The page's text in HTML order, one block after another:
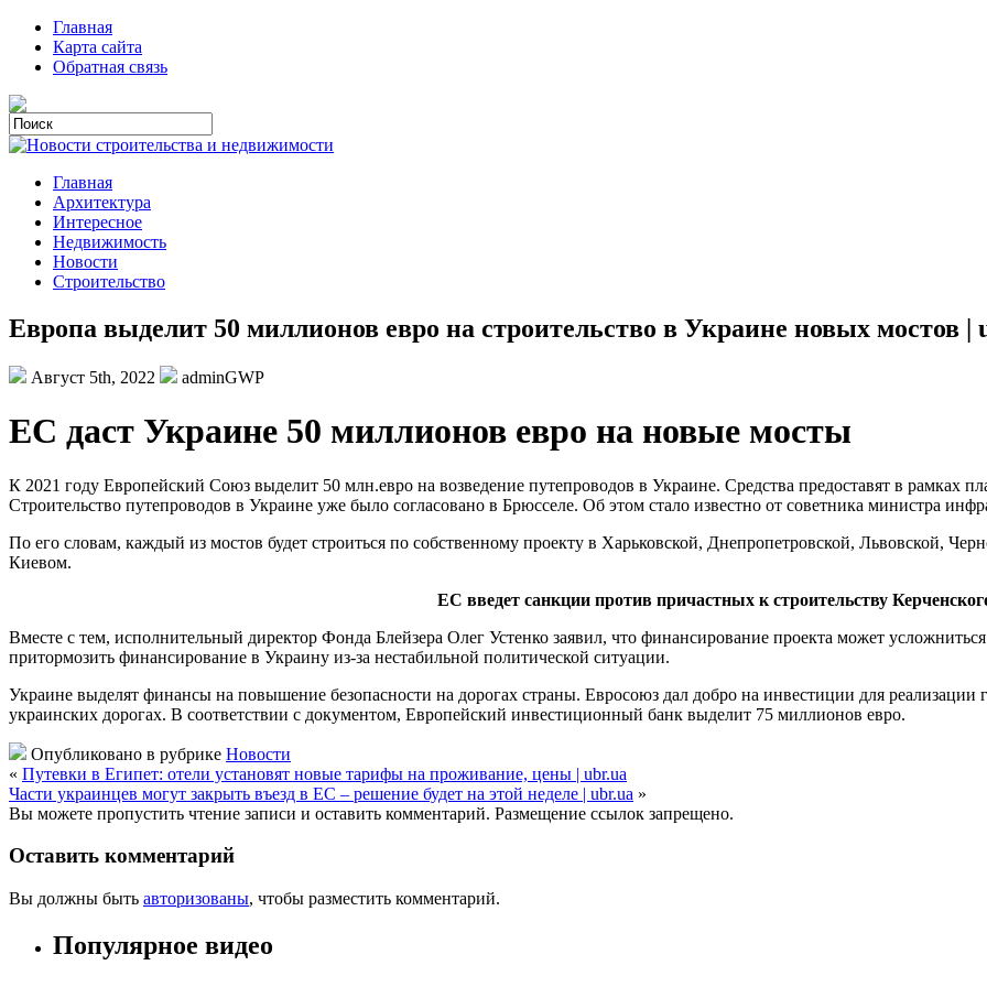
Главная
Карта сайта
Обратная связь
Главная
Архитектура
Интересное
Недвижимость
Новости
Строительство
Европа выделит 50 миллионов евро на строительство в Украине новых мостов |
Август 5th, 2022 adminGWP
EС дaст Украине 50 миллионов евро на новые мосты
К 2021 году Европейский Союз выделит 50 млн.евро на возведение путепроводов в Украине. Средства предоставят в рамках
Строительство путепроводов в Украине уже было согласовано в Брюсселе. Об этом стало известно от советника министра
По его словам, каждый из мостов будет строиться по собственному проекту в Харьковской, Днепропетровской, Львовской,
Киевом.
ЕС введет санкции против причастных к строительству
Вместе с тем, исполнительный директор Фонда Блейзера Олег Устенко заявил, что финансирование проекта может
притормозить финансирование в Украину из-за нестабильной политической ситуации.
Украине выделят финансы на повышение безопасности на дорогах страны. Евросоюз дал добро на инвестиции для
украинских дорогах. В соответствии с документом, Европейский инвестиционный банк выделит 75 миллионов евро.
Опубликовано в рубрике Новости
« Путевки в Египет: отели установят новые тарифы на проживание, цены | ubr.ua
Части украинцев могут закрыть въезд в ЕС – решение будет на этой неделе | ubr.ua »
Вы можете пропустить чтение записи и оставить комментарий. Размещение ссылок запрещено.
Оставить комментарий
Вы должны быть авторизованы, чтобы разместить комментарий.
Популярное видео